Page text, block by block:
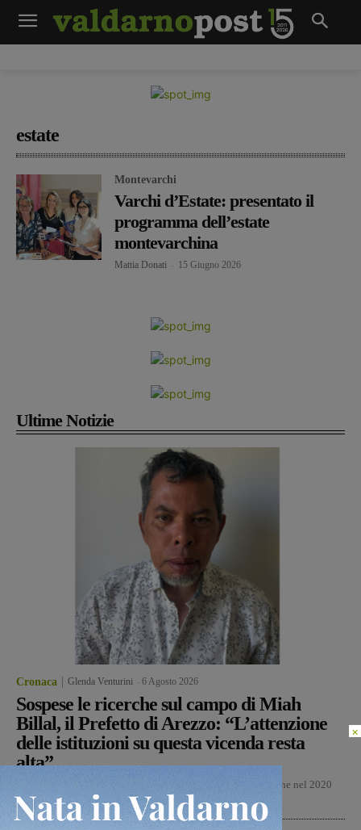
estate
Montevarchi
Varchi d’Estate: presentato il
programma dell’estate
montevarchina
Mattia Donati 15 Giugno 2026
Ultime Notizie
Cronaca Glenda Venturini 6 Agosto 2026
Sospese le ricerche sul campo di Miah
Billal, il Prefetto di Arezzo: “L’attenzione
delle istituzioni su questa vicenda resta
alta”
Dopo tre giorni di ricerche a tappeto di Miah Billal, l'uomo che nel 2020
uccise sua figlia e ferì...
×